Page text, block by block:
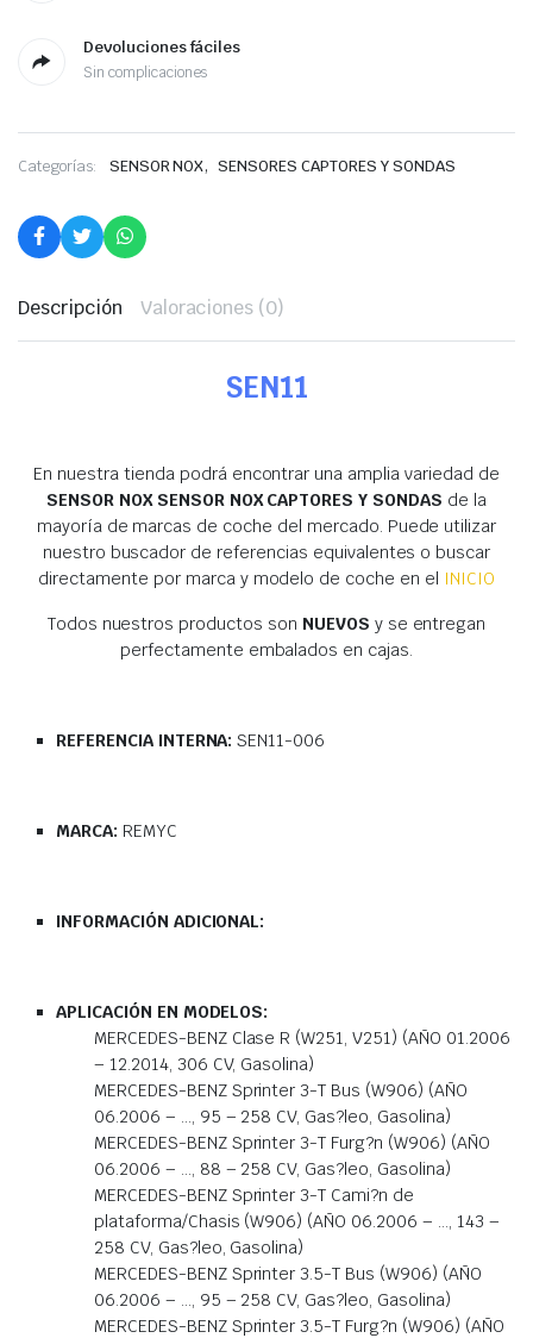
Devoluciones fáciles
Sin complicaciones
Categorías: SENSOR NOX, SENSORES CAPTORES Y SONDAS
Descripción Valoraciones (0)
SEN11
En nuestra tienda podrá encontrar una amplia variedad de
SENSOR NOX SENSOR NOX CAPTORES Y SONDAS de la
mayoría de marcas de coche del mercado. Puede utilizar
nuestro buscador de referencias equivalentes o buscar
directamente por marca y modelo de coche en el INICIO
Todos nuestros productos son NUEVOS y se entregan
perfectamente embalados en cajas.
REFERENCIA INTERNA:SEN11-006
MARCA: REMYC
INFORMACIÓN ADICIONAL:
APLICACIÓN EN MODELOS:
MERCEDES-BENZ Clase R (W251, V251) (AÑO 01.2006
– 12.2014, 306 CV, Gasolina)
MERCEDES-BENZ Sprinter 3-T Bus (W906) (AÑO
06.2006 – …, 95 – 258 CV, Gas?leo, Gasolina)
MERCEDES-BENZ Sprinter 3-T Furg?n (W906) (AÑO
06.2006 – …, 88 – 258 CV, Gas?leo, Gasolina)
MERCEDES-BENZ Sprinter 3-T Cami?n de
plataforma/Chasis (W906) (AÑO 06.2006 – …, 143 –
258 CV, Gas?leo, Gasolina)
MERCEDES-BENZ Sprinter 3.5-T Bus (W906) (AÑO
06.2006 – …, 95 – 258 CV, Gas?leo, Gasolina)
MERCEDES-BENZ Sprinter 3.5-T Furg?n (W906) (AÑO